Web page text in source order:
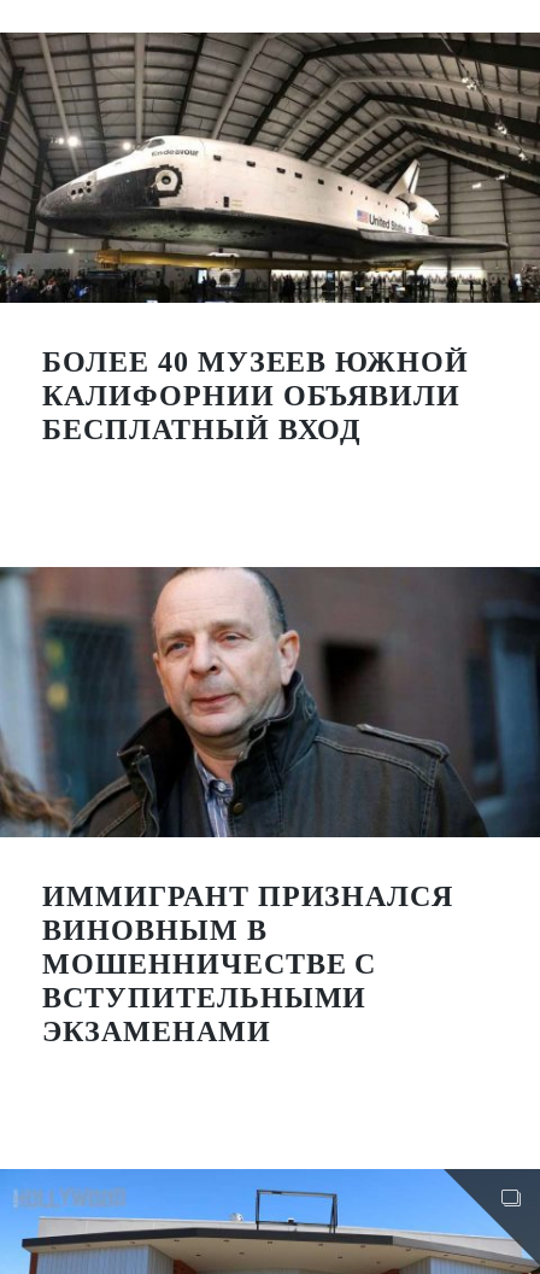
БОЛЕЕ 40 МУЗЕЕВ ЮЖНОЙ
КАЛИФОРНИИ ОБЪЯВИЛИ
БЕСПЛАТНЫЙ ВХОД
ИММИГРАНТ ПРИЗНАЛСЯ
ВИНОВНЫМ В
МОШЕННИЧЕСТВЕ С
ВСТУПИТЕЛЬНЫМИ
ЭКЗАМЕНАМИ